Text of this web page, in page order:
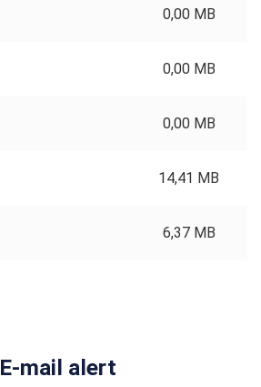
0,00 MB
0,00 MB
0,00 MB
14,41 MB
6,37 MB
E-mail alert